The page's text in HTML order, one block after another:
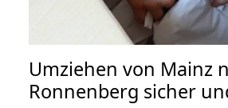
Umziehen von Mainz
Ronnenberg sicher